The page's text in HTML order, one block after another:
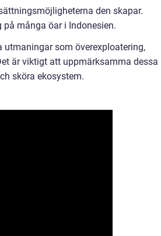
den skapar.
många öar i Indonesien.
som överexploatering,
är viktigt att uppmärksamma dessa
sköra ekosystem.